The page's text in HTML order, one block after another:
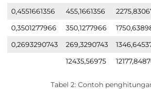
0,4551661356 455,1661356
0,3501277966 350,1277966
0,2693290743 269,3290743
12435,56975
Tabel 2: Contoh